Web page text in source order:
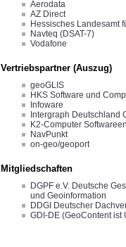
Aerodata
AZ Direct
Hessisches Landesamt
Navteq (DSAT-7)
Vodafone
Vertriebspartner (Auszug)
geoGLIS
HKS Software und
Infoware
Intergraph Deutschland
K2-Computer
NavPunkt
on-geo/geoport
Mitgliedschaften
DGPF e.V. Deutsche
und Geoinformation
DDGI Deutscher
GDI-DE (GeoContent